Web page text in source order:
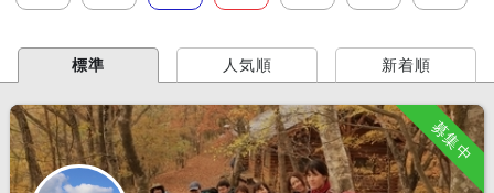
標準 人気順 新着順
募集中